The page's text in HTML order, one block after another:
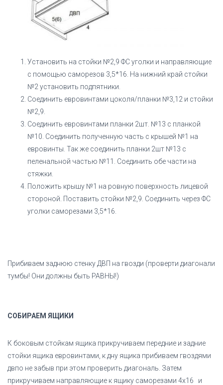
Установить на стойки №2,9 ФС уголки и направляющие
с помощью саморезов 3,5*16. На нижний край стойки
№2 установить подпятники.
Соединить евровинтами цоколя/планки №3,12 и стойки
№2,9.
Соединить евровинтами планки 2шт. №13 с планкой
№10. Соединить полученную часть с крышей №1 на
евровинты. Так же соединить планки 2шт №13 с
пеленальной частью №11. Соединить обе части на
стяжки.
Положить крышу №1 на ровную поверхность лицевой
стороной. Поставить стойки №2,9. Соединить через ФС
уголки саморезами 3,5*16.
Прибиваем заднюю стенку ДВП на гвозди (проверти диагонали
тумбы! Они должны быть РАВНЫ!)
СОБИРАЕМ ЯЩИКИ
К боковым стойкам ящика прикручиваем передние и задние
стойки ящика евровинтами, к дну ящика прибиваем гвоздями
двпо не забыв при этом проверить диагональ. Затем
прикручиваем направляющие к ящику саморезами 4х16 и